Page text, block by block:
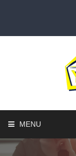
MENU